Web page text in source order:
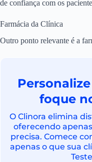
de confiança com os
Farmácia da Clínica
Outro ponto relevante é a
foque
O Clinora elimina
oferecendo
precisa. Comece
apenas o que sua